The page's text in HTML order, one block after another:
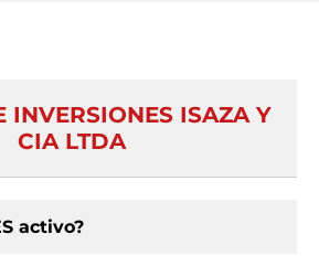
INVERSIONES ISAZA Y
CIA LTDA
activo?